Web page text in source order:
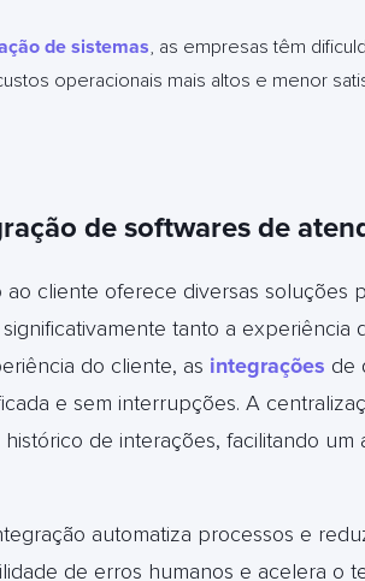
de sistemas, as empresas têm
operacionais mais altos e menor
de softwares de
cliente oferece diversas soluções
tanto a experiência
do cliente, as integrações de
e sem interrupções. A
de interações, facilitando um
automatiza processos e
de erros humanos e acelera o